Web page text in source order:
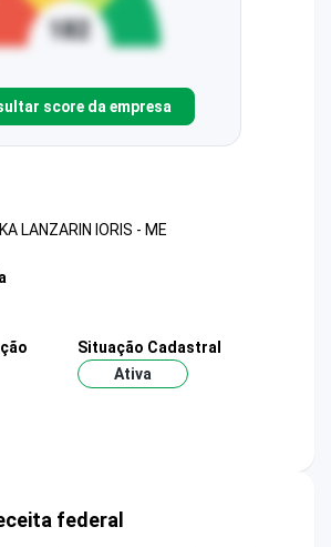
score da empresa
LANZARIN IORIS - ME
Situação Cadastral
Ativa
federal